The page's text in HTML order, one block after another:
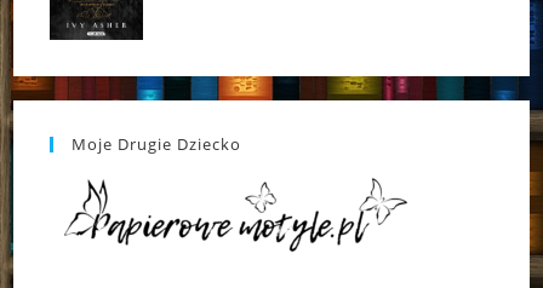
Moje Drugie Dziecko